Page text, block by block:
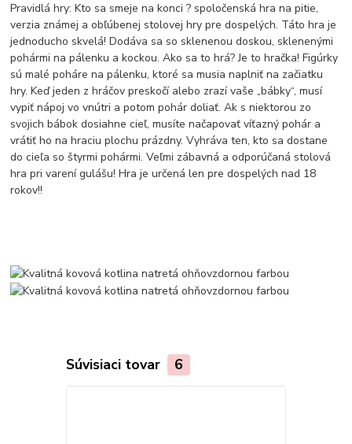
Pravidlá hry: Kto sa smeje na konci ? spoločenská hra na pitie,
verzia známej a obľúbenej stolovej hry pre dospelých. Táto hra je
jednoducho skvelá! Dodáva sa so sklenenou doskou, sklenenými
pohármi na pálenku a kockou. Ako sa to hrá? Je to hračka! Figúrky
sú malé poháre na pálenku, ktoré sa musia naplniť na začiatku
hry. Keď jeden z hráčov preskočí alebo zrazí vaše „bábky“, musí
vypiť nápoj vo vnútri a potom pohár doliať. Ak s niektorou zo
svojich bábok dosiahne cieľ, musíte načapovať víťazný pohár a
vrátiť ho na hraciu plochu prázdny. Vyhráva ten, kto sa dostane
do cieľa so štyrmi pohármi. Veľmi zábavná a odporúčaná stolová
hra pri varení gulášu! Hra je určená len pre dospelých nad 18
rokov!!
Súvisiaci tovar 6